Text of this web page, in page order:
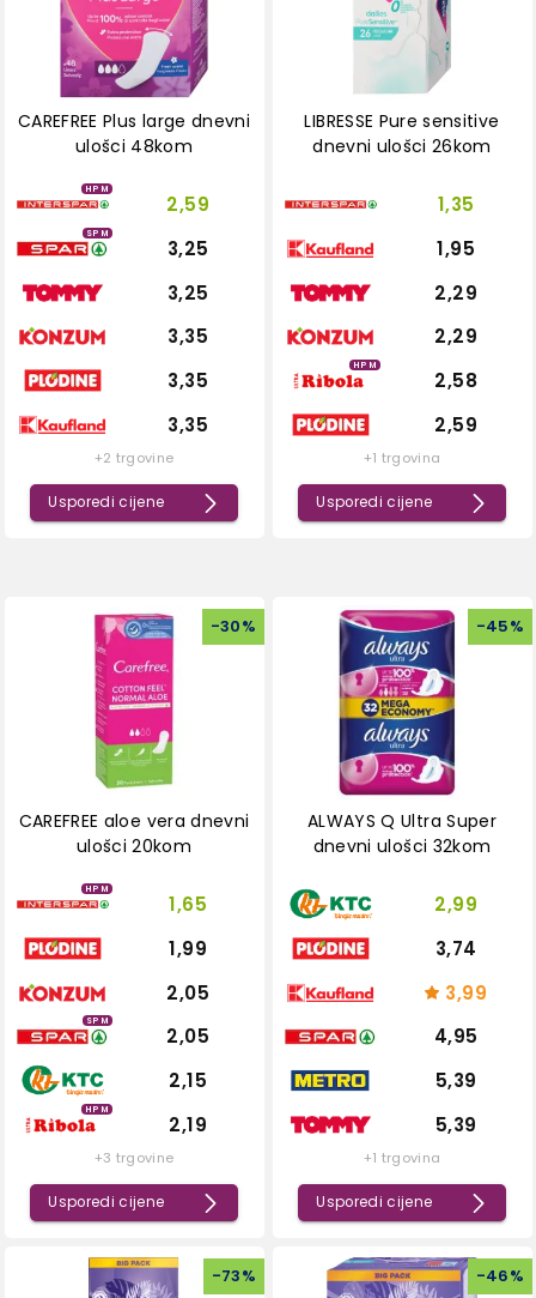
CAREFREE Plus large dnevni
ulošci 48kom
HPM
2,59
SPM
3,25
3,25
3,35
3,35
3,35
+2 trgovine
Usporedi cijene
LIBRESSE Pure sensitive
dnevni ulošci 26kom
1,35
1,95
2,29
2,29
HPM
2,58
2,59
+1 trgovina
Usporedi cijene
-30%
CAREFREE aloe vera dnevni
ulošci 20kom
HPM
1,65
1,99
2,05
SPM
2,05
2,15
HPM
2,19
+3 trgovine
Usporedi cijene
-45%
ALWAYS Q Ultra Super
dnevni ulošci 32kom
2,99
3,74
3,99
4,95
5,39
5,39
+1 trgovina
Usporedi cijene
-73% -46%